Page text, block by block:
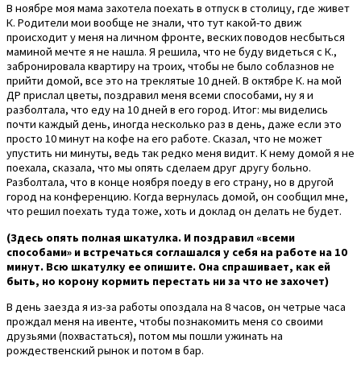
В ноябре моя мама захотела поехать в отпуск в столицу, где живет
К. Родители мои вообще не знали, что тут какой-то движ
происходит у меня на личном фронте, веских поводов несбыться
маминой мечте я не нашла. Я решила, что не буду видеться с К.,
забронировала квартиру на троих, чтобы не было соблазнов не
прийти домой, все это на треклятые 10 дней. В октябре К. на мой
ДР прислал цветы, поздравил меня всеми способами, ну я и
разболтала, что еду на 10 дней в его город. Итог: мы виделись
почти каждый день, иногда несколько раз в день, даже если это
просто 10 минут на кофе на его работе. Сказал, что не может
упустить ни минуты, ведь так редко меня видит. К нему домой я не
поехала, сказала, что мы опять сделаем друг другу больно.
Разболтала, что в конце ноября поеду в его страну, но в другой
город на конференцию. Когда вернулась домой, он сообщил мне,
что решил поехать туда тоже, хоть и доклад он делать не будет.
(Здесь опять полная шкатулка. И поздравил «всеми
способами» и встречаться соглашался у себя на работе на 10
минут. Всю шкатулку ее опишите. Она спрашивает, как ей
быть, но корону кормить перестать ни за что не захочет)
В день заезда я из-за работы опоздала на 8 часов, он четрые часа
прождал меня на ивенте, чтобы познакомить меня со своими
друзьями (похвастаться), потом мы пошли ужинать на
рождественский рынок и потом в бар.